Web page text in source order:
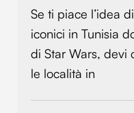
Se ti piace l’idea
iconici in Tunisia
di Star Wars, devi
le località in